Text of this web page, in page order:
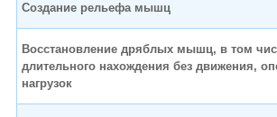
Создание рельефа мышц
Восстановление дряблых мышц, в том
длительного нахождения без движения,
нагрузок